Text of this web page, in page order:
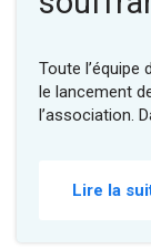
Toute l’équipe
le lancement
l’association.
Lire la